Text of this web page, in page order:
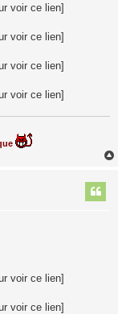
voir ce lien]
voir ce lien]
voir ce lien]
voir ce lien]
voir ce lien]
voir ce lien]